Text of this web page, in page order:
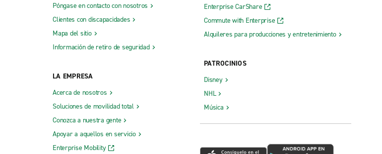
Póngase en contacto con nosotros
Clientes con discapacidades
Mapa del sitio
Información de retiro de seguridad
LA EMPRESA
Acerca de nosotros
Soluciones de movilidad total
Conozca a nuestra gente
Apoyar a aquellos en servicio
Enterprise Mobility
Enterprise CarShare
Commute with Enterprise
Alquileres para producciones y entretenimiento
PATROCINIOS
Disney
NHL
Música